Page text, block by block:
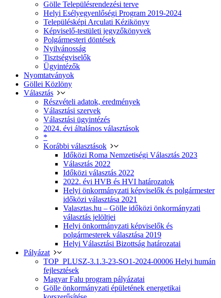
Gölle Településrendezési terve
Helyi Esélyegyenlőségi Program 2019-2024
Településképi Arculati Kézikönyv
Képviselő-testületi jegyzőkönyvek
Polgármesteri döntések
Nyilvánosság
Tisztségviselők
Ügyintézők
Nyomtatványok
Göllei Közlöny
Választás
Részvételi adatok, eredmények
Választási szervek
Választási ügyintézés
2024. évi általános választások
*
Korábbi választások
Időközi Roma Nemzetiségi Választás 2023
Választás 2022
Időközi választás 2022
2022. évi HVB és HVI határozatok
Helyi önkormányzati képviselők és polgármester
időközi választása 2021
Valasztas.hu – Gölle időközi önkormányzati
választás jelöltjei
Helyi önkormányzati képviselők és
polgármesterek választása 2019
Helyi Választási Bizottság határozatai
Pályázat
TOP_PLUSZ-3.1.3-23-SO1-2024-00006 Helyi humán
fejlesztések
Magyar Falu program pályázatai
Gölle önkormányzati épületének energetikai